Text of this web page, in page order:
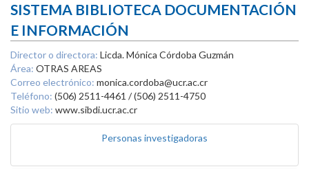
SISTEMA BIBLIOTECA DOCUMENTACIÓN
E INFORMACIÓN
Director o directora: Licda. Mónica Córdoba Guzmán
Área: OTRAS AREAS
Correo electrónico: monica.cordoba@ucr.ac.cr
Teléfono: (506) 2511-4461 / (506) 2511-4750
Sitio web: www.sibdi.ucr.ac.cr
Personas investigadoras